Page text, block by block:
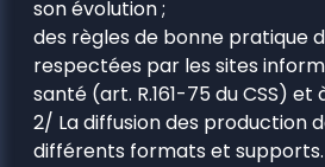
son évolution ;
des règles de bonne pratique
respectées par les sites
santé (art. R.161-75 du CSS) et
2/ La diffusion des production
différents formats et supports.